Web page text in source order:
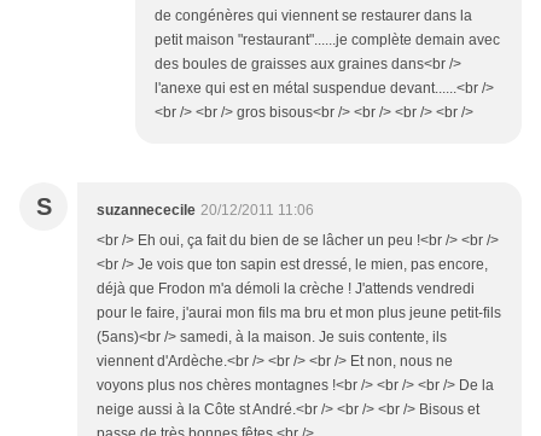
de congénères qui viennent se restaurer dans la
petit maison "restaurant"......je complète demain avec
des boules de graisses aux graines dans<br />
l'anexe qui est en métal suspendue devant......<br />
<br /> <br /> gros bisous<br /> <br /> <br /> <br />
S suzannececile 20/12/2011 11:06
<br /> Eh oui, ça fait du bien de se lâcher un peu !<br /> <br />
<br /> Je vois que ton sapin est dressé, le mien, pas encore,
déjà que Frodon m'a démoli la crèche ! J'attends vendredi
pour le faire, j'aurai mon fils ma bru et mon plus jeune petit-fils
(5ans)<br /> samedi, à la maison. Je suis contente, ils
viennent d'Ardèche.<br /> <br /> <br /> Et non, nous ne
voyons plus nos chères montagnes !<br /> <br /> <br /> De la
neige aussi à la Côte st André.<br /> <br /> <br /> Bisous et